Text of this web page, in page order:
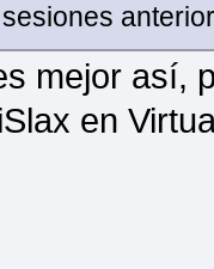
mejor así,
en